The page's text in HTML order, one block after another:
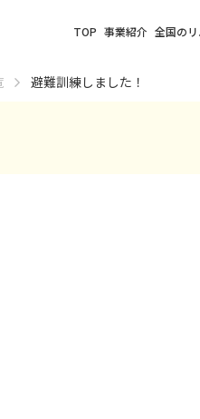
避難訓練しました！
TOP 事業紹介 全国の